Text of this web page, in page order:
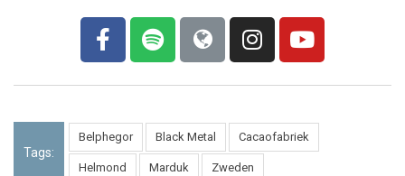
Tags:
Belphegor Black Metal Cacaofabriek
Helmond Marduk Zweden